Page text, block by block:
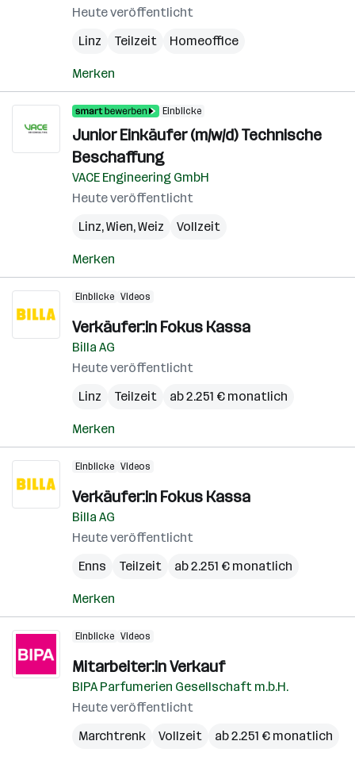
Heute veröffentlicht
Linz
Teilzeit Homeoffice
Merken
Einblicke
Junior Einkäufer (m/w/d) Technische
Beschaffung
VACE Engineering GmbH
Heute veröffentlicht
Linz,Wien,Weiz Vollzeit
Merken
Einblicke Videos
Verkäufer:in Fokus Kassa
Billa AG
Heute veröffentlicht
Linz
Teilzeit ab 2.251 € monatlich
Merken
Einblicke Videos
Verkäufer:in Fokus Kassa
Billa AG
Heute veröffentlicht
Enns
Teilzeit ab 2.251 € monatlich
Merken
Einblicke Videos
Mitarbeiter:in Verkauf
BIPA Parfumerien Gesellschaft m.b.H.
Heute veröffentlicht
Marchtrenk
Vollzeit ab 2.251 € monatlich